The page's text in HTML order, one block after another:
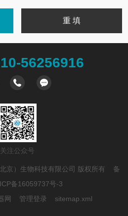
56256916
关注公众号
京）生物科技有限公司 版权所有 备
备16059737号-3
网 管理登录 sitemap.xml